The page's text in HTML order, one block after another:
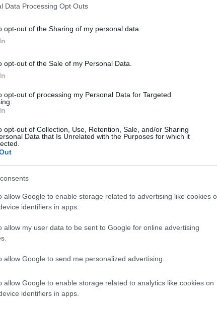
Data Processing Opt Outs
opt-out of the Sharing of my personal data.
opt-out of the Sale of my Personal Data.
opt-out of processing my Personal Data for Targeted
opt-out of Collection, Use, Retention, Sale, and/or Sharing
Data that Is Unrelated with the Purposes for which it
allow Google to enable storage related to advertising like cookies
identifiers in apps.
allow my user data to be sent to Google for online advertising
allow Google to send me personalized advertising.
allow Google to enable storage related to analytics like cookies on
identifiers in apps.
attività; e, senza dubbio, i nostri militari
compito. Ma sarebbe, forse, il caso di
per quello che è – o dovrebbe essere
volto alla difesa del Paese e dei
al suo posto, pubblicare un
livello qualitativo. A coronamento,
Facebook e Twitter del Ministero della
attività: nessuna di esse, neanche a
A cento anni dalla vittoria nella Prima
diverso, nel rispetto dei caduti
il Paese con dedizione. C’è un solo
militari siano quello che non sono,
alle più svariate maschere.
cosa sono le Forze Armate per la
devono essere presentate? Qualche
,ho trattatodel tema e della sua relazione